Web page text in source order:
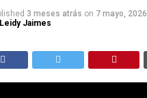
3 meses atrás on 7 mayo, 2026
Leidy Jaimes